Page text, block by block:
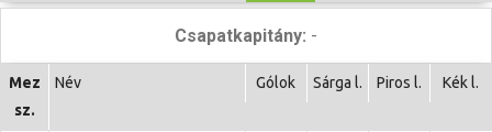
Szabadidő
Hasznos
Csapatkapitány: -
Mez
sz.
Név Gólok Sárga l. Piros l. Kék l.